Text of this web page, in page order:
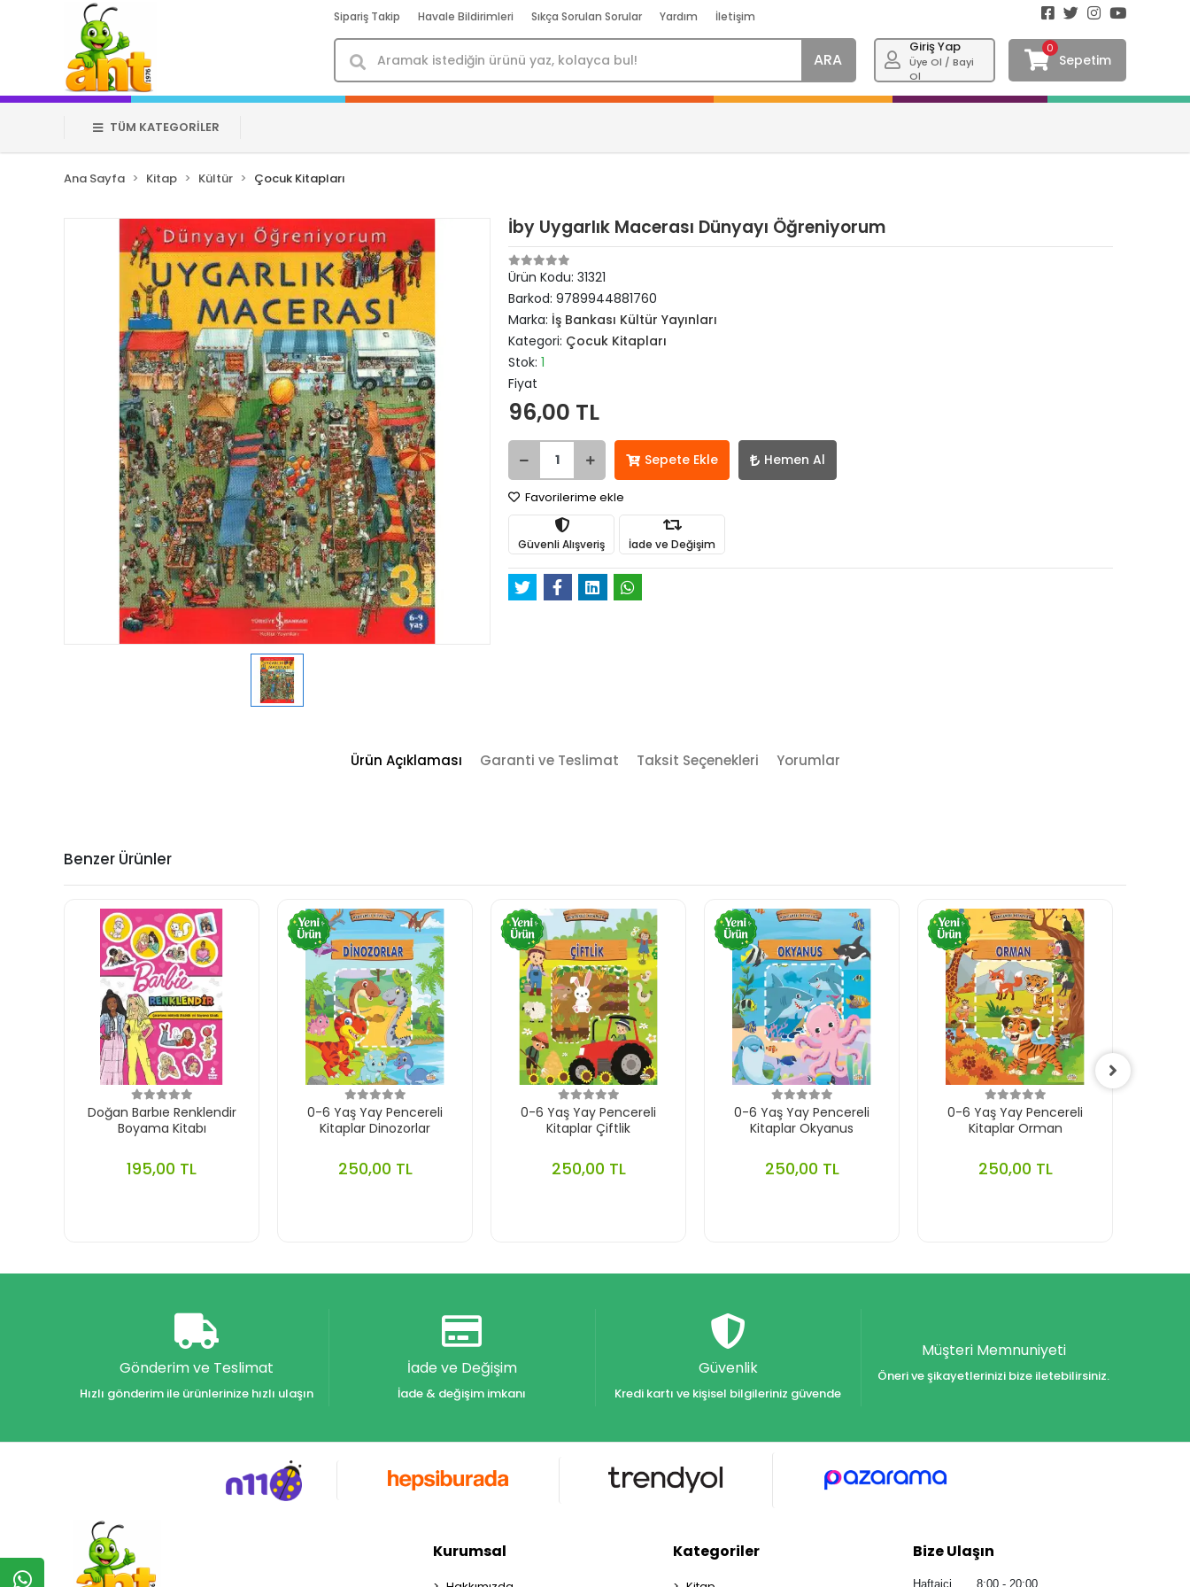
Sipariş Takip Havale Bildirimleri Sıkça Sorulan Sorular Yardım İletişim
ARA
Giriş Yap
Üye Ol / Bayi
Ol
0
Sepetim
TÜM KATEGORİLER
Ana Sayfa Kitap Kültür Çocuk Kitapları
İby Uygarlık Macerası Dünyayı Öğreniyorum
Ürün Kodu:31321
Barkod:9789944881760
Marka: İş Bankası Kültür Yayınları
Kategori: Çocuk Kitapları
Stok:1
Fiyat
96,00 TL
Sepete Ekle Hemen Al
Favorilerime ekle
Güvenli Alışveriş İade ve Değişim
Ürün Açıklaması Garanti ve Teslimat Taksit Seçenekleri Yorumlar
Benzer Ürünler
Doğan Barbıe Renklendir
Boyama Kitabı
195,00 TL
0-6 Yaş Yay Pencereli
Kitaplar Dinozorlar
250,00 TL
0-6 Yaş Yay Pencereli
Kitaplar Çiftlik
250,00 TL
0-6 Yaş Yay Pencereli
Kitaplar Okyanus
250,00 TL
0-6 Yaş Yay Pencereli
Kitaplar Orman
250,00 TL
Gönderim ve Teslimat
Hızlı gönderim ile ürünlerinize hızlı ulaşın
İade ve Değişim
İade & değişim imkanı
Güvenlik
Kredi kartı ve kişisel bilgileriniz güvende
Müşteri Memnuniyeti
Öneri ve şikayetlerinizi bize iletebilirsiniz.
Kurumsal Kategoriler Bize Ulaşın
Haftaiçi 8:00 - 20:00